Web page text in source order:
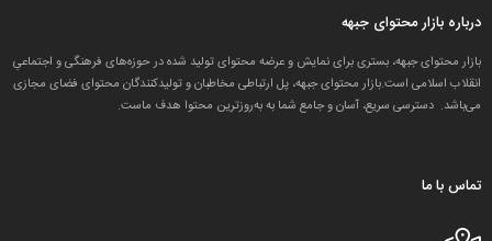
درباره بازار محتوای جبهه
بازار محتوای جبهه، بستری برای نمایش و عرضه محتوای تولید شده در حوزه‌های فرهنگی و اجتماعیِ
انقلاب اسلامی است.بازار محتوای جبهه، پل ارتباطی مخاطبان و تولید‌کنندگان محتوای فضای مجازی
می‌باشد. دسترسی سریع، آسان و جامع شما به به‌روزترین محتوا هدف ماست.
تماس با ما